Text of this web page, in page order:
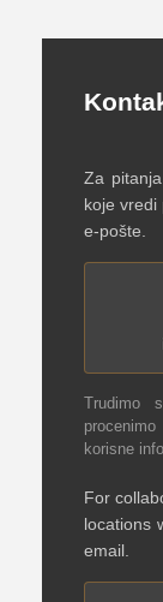
Za
koje vredi
e-pošte.
Trudimo
korisne
For
locations
email.